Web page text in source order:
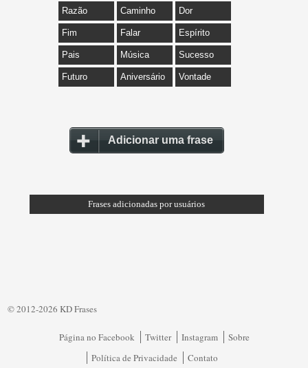
Razão Caminho Dor
Fim Falar Espírito
Pais Música Sucesso
Futuro Aniversário Vontade
Adicionar uma frase
Frases adicionadas por usuários
© 2012-2026 KD Frases
Página no Facebook Twitter Instagram
Sobre
Política de Privacidade
Contato